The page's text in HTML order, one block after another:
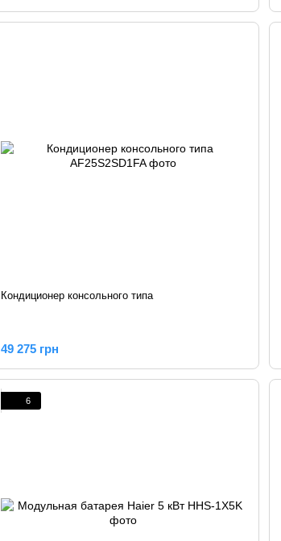
Кондиционер консольного типа
49 275 грн
6